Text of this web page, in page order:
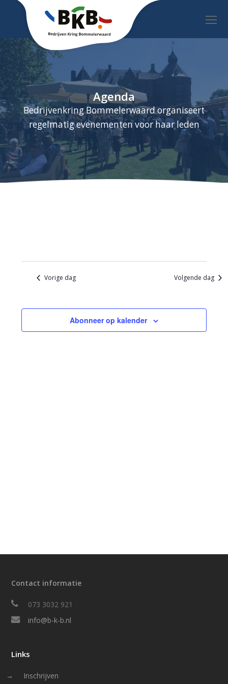
Agenda
Bedrijvenkring Bommelerwaard organiseert
regelmatig evenementen voor haar leden
Vorige dag Volgende dag
Abonneer op kalender
Contact informatie
073 3032 921
info@b-k-b.nl
Links
Inschrijven